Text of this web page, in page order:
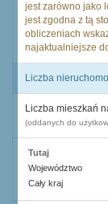
jest zarówno jako
jest zgodna z tą
obliczeniach
najaktualniejsze
Liczba
Liczba mieszkań
(oddanych do
Tutaj
Województwo
Cały kraj